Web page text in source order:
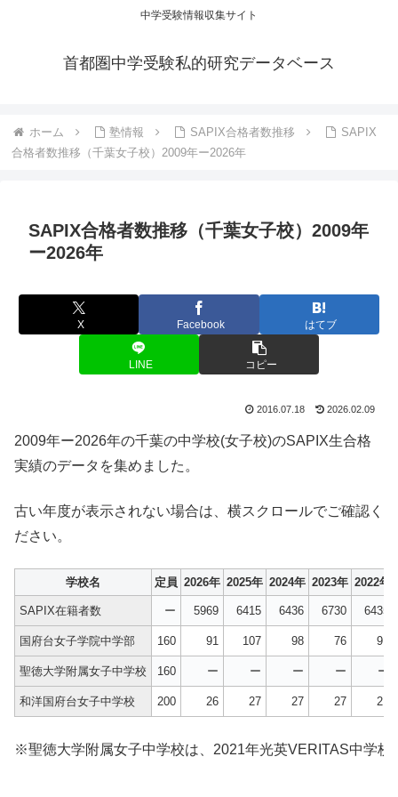
中学受験情報収集サイト
首都圏中学受験私的研究データベース
ホーム 塾情報 SAPIX合格者数推移
SAPIX
合格者数推移（千葉女子校）2009年ー2026年
SAPIX合格者数推移（千葉女子校）2009年
ー2026年
X Facebook はてブ
LINE コピー
2016.07.18 2026.02.09
2009年ー2026年の千葉の中学校(女子校)のSAPIX生合格
実績のデータを集めました。
古い年度が表示されない場合は、横スクロールでご確認く
ださい。
学校名 定員 2026年 2025年 2024年 2023年 2022年
SAPIX在籍者数 ー 5969 6415 6436 6730 6435
国府台女子学院中学部 160 91 107 98 76 91
聖徳大学附属女子中学校 160 ー ー ー ー ー
和洋国府台女子中学校 200 26 27 27 27 21
※聖徳大学附属女子中学校は、2021年光英VERITAS中学校